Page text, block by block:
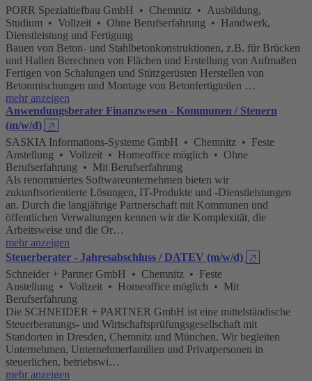
PORR Spezialtiefbau GmbH • Chemnitz • Ausbildung,
Studium • Vollzeit • Ohne Berufserfahrung • Handwerk,
Dienstleistung und Fertigung
Bauen von Beton- und Stahlbetonkonstruktionen, z.B. für Brücken
und Hallen Berechnen von Flächen und Erstellung von Aufmaßen
Fertigen von Schalungen und Stützgerüsten Herstellen von
Betonmischungen und Montage von Betonfertigteilen …
mehr anzeigen
Anwendungsberater Finanzwesen - Kommunen / Steuern
(m/w/d) 🡥
SASKIA Informations-Systeme GmbH • Chemnitz • Feste
Anstellung • Vollzeit • Homeoffice möglich • Ohne
Berufserfahrung • Mit Berufserfahrung
Als renommiertes Softwareunternehmen bieten wir
zukunftsorientierte Lösungen, IT-Produkte und -Dienstleistungen
an. Durch die langjährige Partnerschaft mit Kommunen und
öffentlichen Verwaltungen kennen wir die Komplexität, die
Arbeitsweise und die Or…
mehr anzeigen
Steuerberater - Jahresabschluss / DATEV (m/w/d) 🡥
Schneider + Partner GmbH • Chemnitz • Feste
Anstellung • Vollzeit • Homeoffice möglich • Mit
Berufserfahrung
Die SCHNEIDER + PARTNER GmbH ist eine mittelständische
Steuerberatungs- und Wirtschaftsprüfungsgesellschaft mit
Standorten in Dresden, Chemnitz und München. Wir begleiten
Unternehmen, Unternehmerfamilien und Privatpersonen in
steuerlichen, betriebswi…
mehr anzeigen